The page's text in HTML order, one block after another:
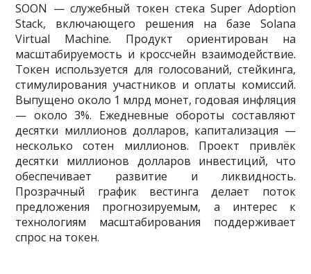
SOON — служебный токен стека Super Adoption
Stack, включающего решения на базе Solana
Virtual Machine. Продукт ориентирован на
масштабируемость и кроссчейн взаимодействие.
Токен используется для голосований, стейкинга,
стимулирования участников и оплаты комиссий.
Выпущено около 1 млрд монет, годовая инфляция
— около 3%. Ежедневные обороты составляют
десятки миллионов долларов, капитализация —
несколько сотен миллионов. Проект привлёк
десятки миллионов долларов инвестиций, что
обеспечивает развитие и ликвидность.
Прозрачный график вестинга делает поток
предложения прогнозируемым, а интерес к
технологиям масштабирования поддерживает
спрос на токен.